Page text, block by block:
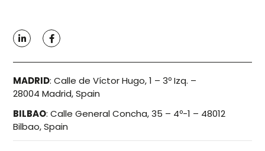
MADRID:Calle de Víctor Hugo, 1 – 3º Izq. –
28004 Madrid, Spain
BILBAO:Calle General Concha, 35 – 4º-1 – 48012
Bilbao, Spain